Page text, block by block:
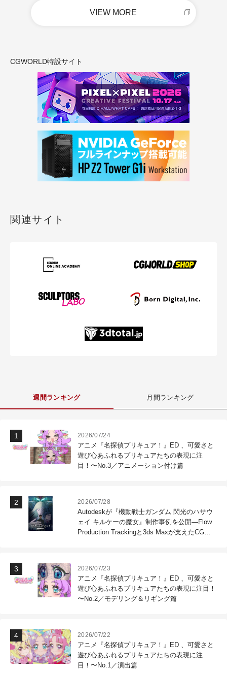
VIEW MORE
CGWORLD特設サイト
関連サイト
週間ランキング 月間ランキング
2026/07/24
アニメ『名探偵プリキュア！』ED 、可愛さと
遊び心あふれるプリキュアたちの表現に注
目！〜No.3／アニメーション付け篇
2026/07/28
Autodeskが『機動戦士ガンダム 閃光のハサウ
ェイ キルケーの魔女』制作事例を公開―Flow
Production Trackingと3ds Maxが支えたCG制
2026/07/23
アニメ『名探偵プリキュア！』ED 、可愛さと
遊び心あふれるプリキュアたちの表現に注目！
〜No.2／モデリング＆リギング篇
2026/07/22
アニメ『名探偵プリキュア！』ED 、可愛さと
遊び心あふれるプリキュアたちの表現に注
目！〜No.1／演出篇